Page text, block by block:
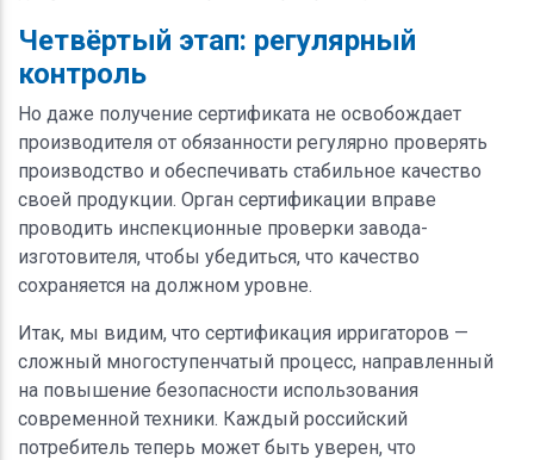
Четвёртый этап: регулярный
контроль
Но даже получение сертификата не освобождает
производителя от обязанности регулярно проверять
производство и обеспечивать стабильное качество
своей продукции. Орган сертификации вправе
проводить инспекционные проверки завода-
изготовителя, чтобы убедиться, что качество
сохраняется на должном уровне.
Итак, мы видим, что сертификация ирригаторов —
сложный многоступенчатый процесс, направленный
на повышение безопасности использования
современной техники. Каждый российский
потребитель теперь может быть уверен, что